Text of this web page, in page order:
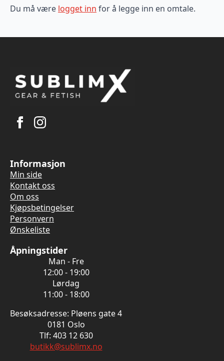
Du må være logget inn for å legge inn en omtale.
Informasjon
Min side
Kontakt oss
Om oss
Kjøpsbetingelser
Personvern
Ønskeliste
Åpningstider
Man - Fre
12:00 - 19:00
Lørdag
11:00 - 18:00
Besøksadresse: Pløens gate 4
0181 Oslo
Tlf: 403 12 630
butikk@sublimx.no